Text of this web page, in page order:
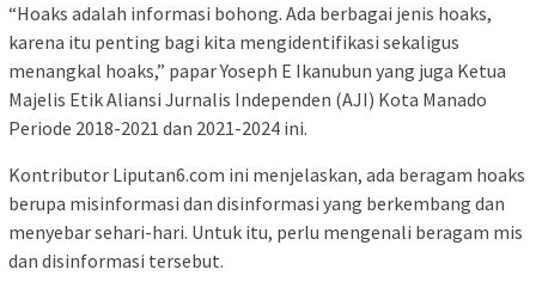
“Hoaks adalah informasi bohong. Ada berbagai jenis hoaks,
karena itu penting bagi kita mengidentifikasi sekaligus
menangkal hoaks,” papar Yoseph E Ikanubun yang juga Ketua
Majelis Etik Aliansi Jurnalis Independen (AJI) Kota Manado
Periode 2018-2021 dan 2021-2024 ini.
Kontributor Liputan6.com ini menjelaskan, ada beragam hoaks
berupa misinformasi dan disinformasi yang berkembang dan
menyebar sehari-hari. Untuk itu, perlu mengenali beragam mis
dan disinformasi tersebut.